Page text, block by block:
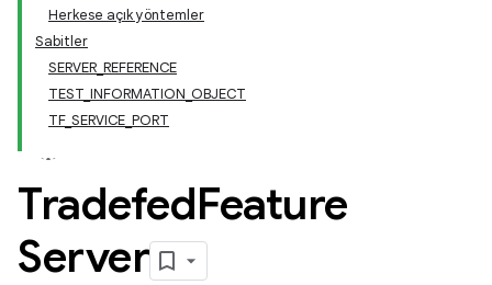
Herkese açık yöntemler
Sabitler
SERVER_REFERENCE
TEST_INFORMATION_OBJECT
TF_SERVICE_PORT
TradefedFeature
Server